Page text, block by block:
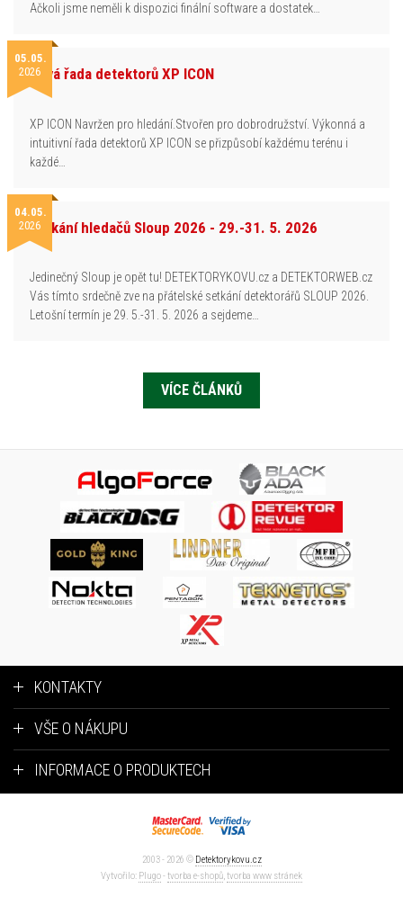
Ačkoli jsme neměli k dispozici finální software a dostatek…
05.05.
2026Nová řada detektorů XP ICON
XP ICON Navržen pro hledání.Stvořen pro dobrodružství. Výkonná a
intuitivní řada detektorů XP ICON se přizpůsobí každému terénu i
každé…
04.05.
2026Setkání hledačů Sloup 2026 - 29.-31. 5. 2026
Jedinečný Sloup je opět tu! DETEKTORYKOVU.cz a DETEKTORWEB.cz
Vás tímto srdečně zve na přátelské setkání detektorářů SLOUP 2026.
Letošní termín je 29. 5.-31. 5. 2026 a sejdeme…
VÍCE ČLÁNKŮ
KONTAKTY
VŠE O NÁKUPU
INFORMACE O PRODUKTECH
2003 - 2026 © Detektorykovu.cz
Vytvořilo: Plugo- tvorba e-shopů,tvorba www stránek